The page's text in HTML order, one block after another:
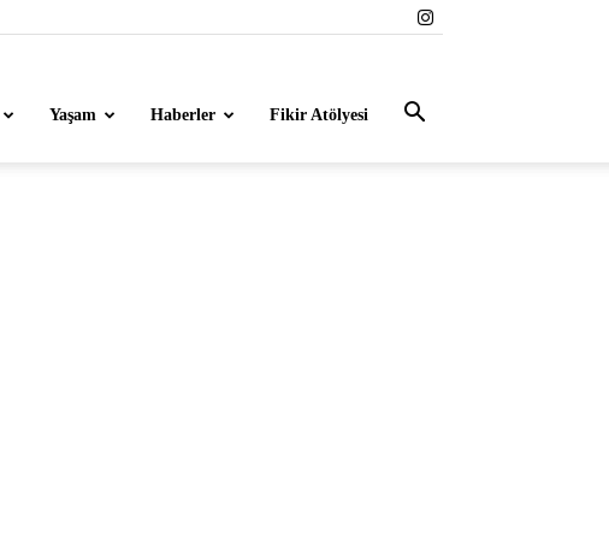
Yaşam Haberler Fikir Atölyesi